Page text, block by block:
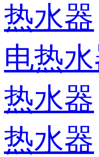
热水器
电热
热水器
热水器